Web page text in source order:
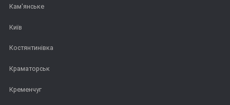
Кам'янське
Київ
Костянтинівка
Краматорськ
Кременчуг